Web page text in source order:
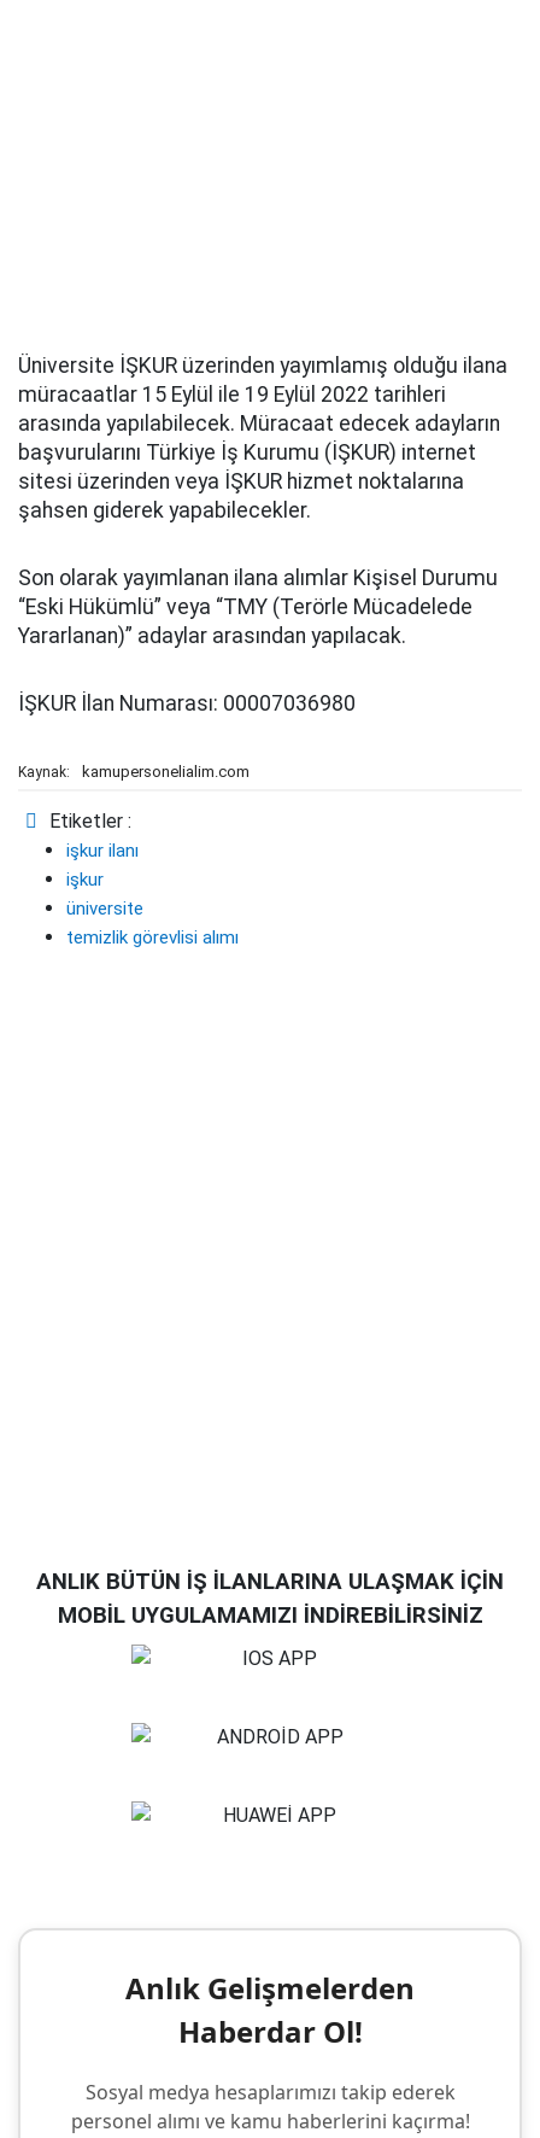
Üniversite İŞKUR üzerinden yayımlamış olduğu ilana
müracaatlar 15 Eylül ile 19 Eylül 2022 tarihleri
arasında yapılabilecek. Müracaat edecek adayların
başvurularını Türkiye İş Kurumu (İŞKUR) internet
sitesi üzerinden veya İŞKUR hizmet noktalarına
şahsen giderek yapabilecekler.
Son olarak yayımlanan ilana alımlar Kişisel Durumu
“Eski Hükümlü” veya “TMY (Terörle Mücadelede
Yararlanan)” adaylar arasından yapılacak.
İŞKUR İlan Numarası: 00007036980
Kaynak: kamupersonelialim.com
Etiketler :
işkur ilanı
işkur
üniversite
temizlik görevlisi alımı
ANLIK BÜTÜN İŞ İLANLARINA ULAŞMAK İÇİN
MOBİL UYGULAMAMIZI İNDİREBİLİRSİNİZ
Anlık Gelişmelerden
Haberdar Ol!
Sosyal medya hesaplarımızı takip ederek
personel alımı ve kamu haberlerini kaçırma!